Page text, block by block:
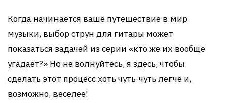
Когда начинается ваше путешествие в мир
музыки, выбор струн для гитары может
показаться задачей из серии «кто же их вообще
угадает?» Но не волнуйтесь, я здесь, чтобы
сделать этот процесс хоть чуть-чуть легче и,
возможно, веселее!